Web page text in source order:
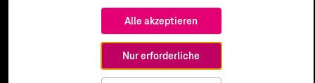
Alle akzeptieren
Nur erforderliche